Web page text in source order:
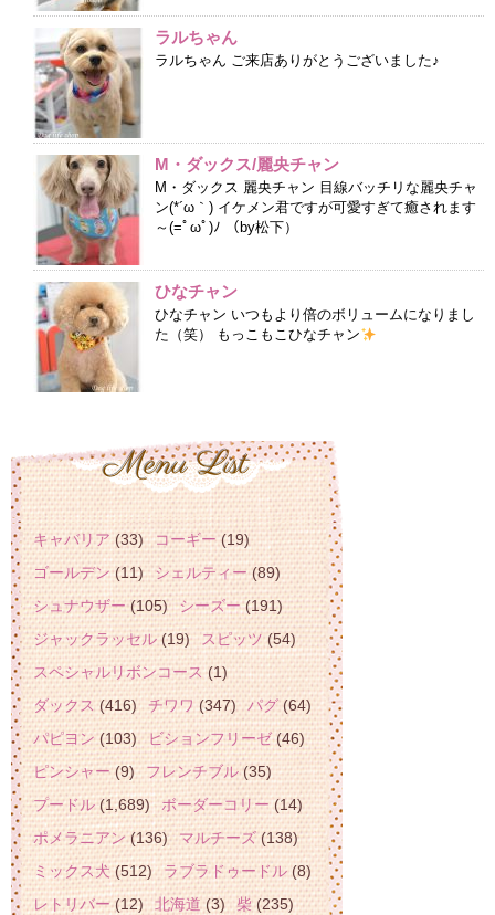
ラルちゃん
ラルちゃん ご来店ありがとうございました♪
M・ダックス/麗央チャン
M・ダックス 麗央チャン 目線バッチリな麗央チャ
ン(*´ω｀) イケメン君ですが可愛すぎて癒されます
～(=ﾟωﾟ)ﾉ （by松下）
ひなチャン
ひなチャン いつもより倍のボリュームになりまし
た（笑） もっこもこひなチャン
キャバリア(33) コーギー(19)
ゴールデン(11) シェルティー(89)
シュナウザー(105) シーズー(191)
ジャックラッセル(19) スピッツ(54)
スペシャルリボンコース(1)
ダックス(416) チワワ(347) パグ(64)
パピヨン(103) ビションフリーゼ(46)
ピンシャー(9) フレンチブル(35)
プードル(1,689) ボーダーコリー(14)
ポメラニアン(136) マルチーズ(138)
ミックス犬(512) ラブラドゥードル(8)
レトリバー(12) 北海道(3) 柴(235)